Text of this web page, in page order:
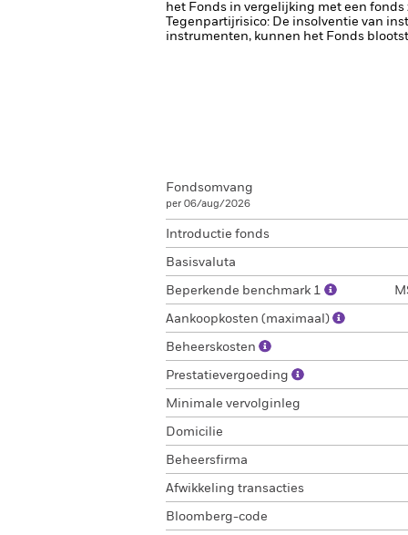
het Fonds in vergelijking met een
Tegenpartijrisico: De insolventie van
instrumenten, kunnen het Fonds
Fondsomvang
per 06/aug/2026
Introductie fonds
Basisvaluta
Beperkende benchmark 1
Aankoopkosten (maximaal)
Beheerskosten
Prestatievergoeding
Minimale vervolginleg
Domicilie
Beheersfirma
Afwikkeling transacties
Bloomberg-code